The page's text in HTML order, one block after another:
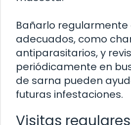
Bañarlo
adecuados, como
antiparasitarios, y
periódicamente en
de sarna pueden
futuras infestaciones.
Visitas